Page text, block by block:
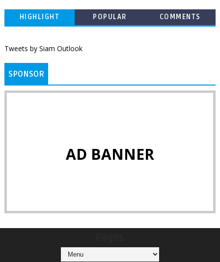
HIGHLIGHT POPULAR COMMENTS
Tweets by Siam Outlook
SPONSOR
AD BANNER